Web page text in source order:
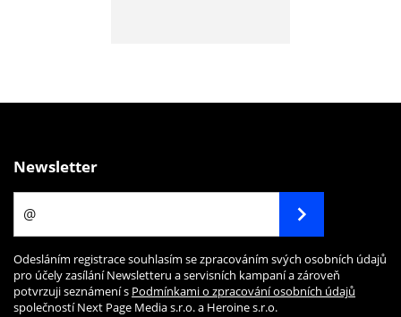
Newsletter
Odesláním registrace souhlasím se zpracováním svých osobních údajů
pro účely zasílání Newsletteru a servisních kampaní a zároveň
potvrzuji seznámení s Podmínkami o zpracování osobních údajů
společností Next Page Media s.r.o. a Heroine s.r.o.